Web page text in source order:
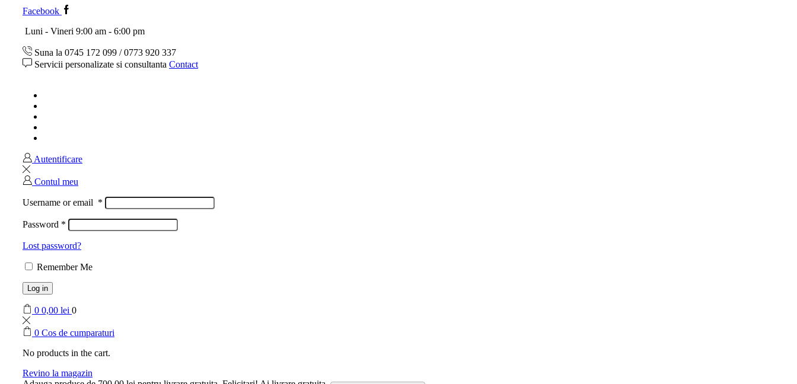
Facebook
Luni - Vineri 9:00 am - 6:00 pm
Suna la 0745 172 099 / 0773 920 337
Servicii personalizate si consultanta Contact
Autentificare
Contul meu
Username or email *
Password *
Lost password?
Remember Me
Log in
0 0,00 lei 0
0 Cos de cumparaturi
No products in the cart.
Revino la magazin